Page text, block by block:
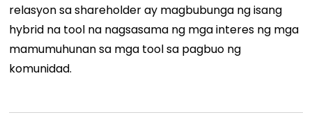
relasyon sa shareholder ay magbubunga ng isang
hybrid na tool na nagsasama ng mga interes ng mga
mamumuhunan sa mga tool sa pagbuo ng
komunidad.